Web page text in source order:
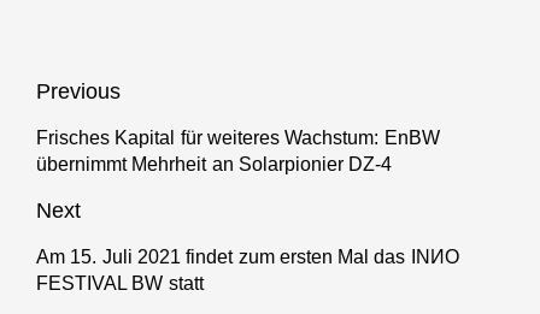
Beitragsnavigation
Previous
Previous
post:
Frisches Kapital für weiteres Wachstum: EnBW
übernimmt Mehrheit an Solarpionier DZ-4
Next
Next
post:
Am 15. Juli 2021 findet zum ersten Mal das INИO
FESTIVAL BW statt